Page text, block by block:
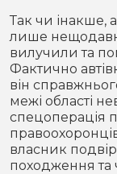
Так чи інакше,
лише
вилучили та
Фактично
він
межі області
спецоперація
власник
походження та